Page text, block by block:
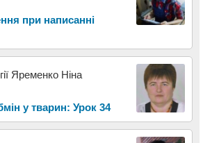
при написанні
Яременко Ніна
у тварин: Урок 34